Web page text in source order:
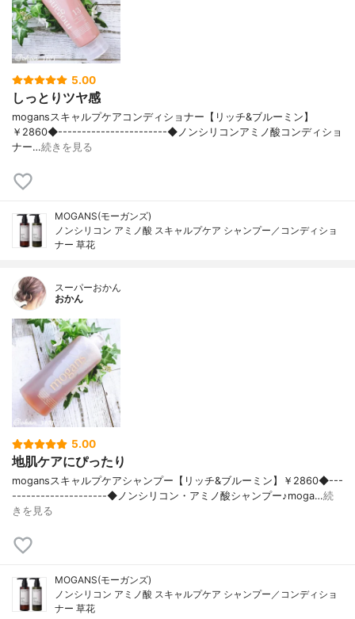
5.00
しっとりツヤ感
mogansスキャルプケアコンディショナー【リッチ&ブルーミン】
￥2860◆-----------------------◆ノンシリコンアミノ酸コンディショ
ナー…続きを見る
MOGANS(モーガンズ)
ノンシリコン アミノ酸 スキャルプケア シャンプー／コンディショ
ナー 草花
スーパーおかん
おかん
5.00
地肌ケアにぴったり
mogansスキャルプケアシャンプー【リッチ&ブルーミン】￥2860◆---
--------------------◆ノンシリコン・アミノ酸シャンプー♪moga…続
きを見る
MOGANS(モーガンズ)
ノンシリコン アミノ酸 スキャルプケア シャンプー／コンディショ
ナー 草花